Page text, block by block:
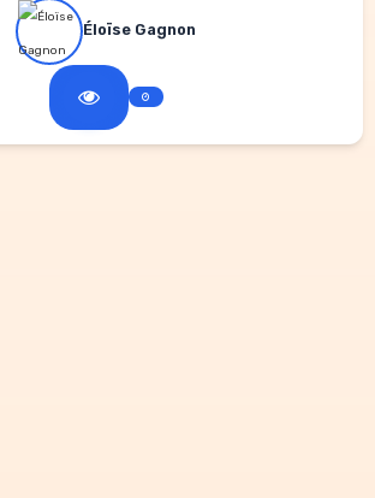
Éloïse Gagnon